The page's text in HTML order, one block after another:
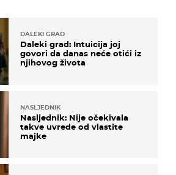
DALEKI GRAD
Daleki grad: Intuicija joj
govori da danas neće otići iz
njihovog života
NASLJEDNIK
Nasljednik: Nije očekivala
takve uvrede od vlastite
majke